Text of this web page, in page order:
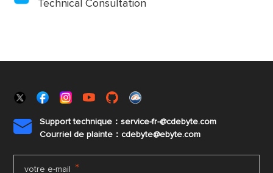
Technical Consultation

Support technique：service-fr-@cdebyte.com
Courriel de plainte：cdebyte@ebyte.com
votre e-mail *